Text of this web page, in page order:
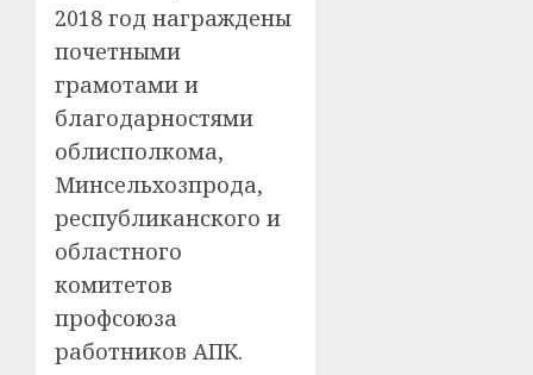
2018 год награждены
почетными
грамотами и
благодарностями
облисполкома,
Минсельхозпрода,
республиканского и
областного
комитетов
профсоюза
работников АПК.